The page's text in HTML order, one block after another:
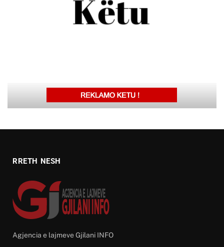
RRETH NESH
Agjencia e lajmeve Gjilani INFO